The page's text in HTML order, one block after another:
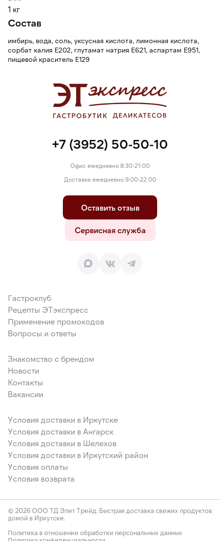
1 кг
Состав
имбирь, вода, соль, уксусная кислота, лимонная кислота,
сорбат калия Е202, глутамат натрия Е621, аспартам Е951,
пищевой краситель Е129
+7 (3952) 50-50-10
Офис ежедневно 8:30-21:00
Доставка ежедневно 9:00-22:00
Оставить отзыв
Сервисная служба
Гастроклуб
Рецепты ЭТэкспресс
Применение промокодов
Вопросы и ответы
Знакомство с брендом
Новости
Контакты
Вакансии
Условия доставки в Иркутске
Условия доставки в Ангарск
Условия доставки в Шелехов
Условия доставки в Иркутский район
Условия оплаты
Условия возврата
© 2026 ООО ТД Элит Трейд. Быстрая доставка свежих продуктов
домой в Иркутске.
Политика в отношении обработки персональных данных